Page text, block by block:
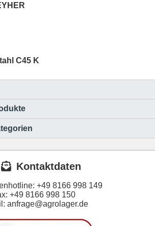
C45 K
Kontaktdaten
+49 8166 998 149
+49 8166 998 150
anfrage@agrolager.de